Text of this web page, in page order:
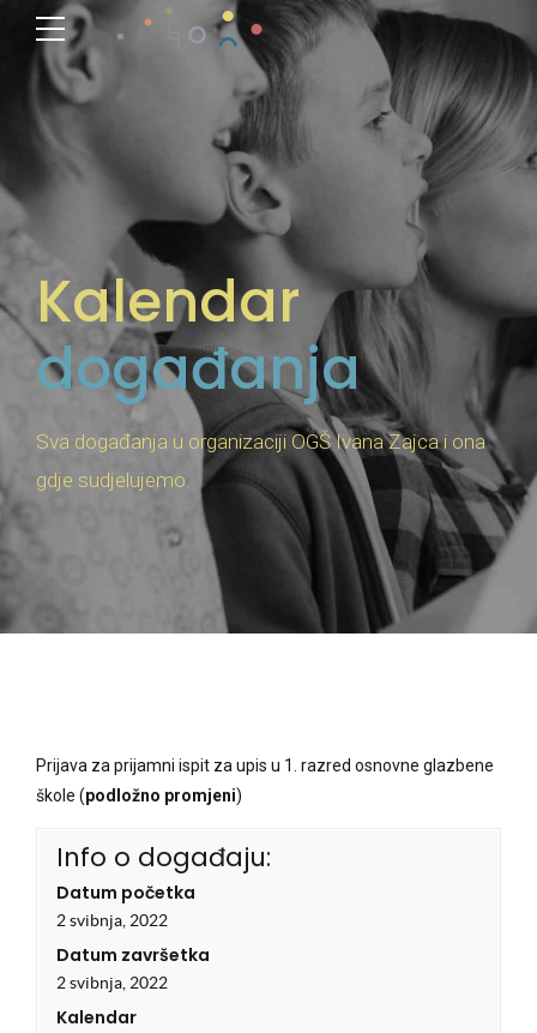
Kalendar
događanja
Sva događanja u organizaciji OGŠ Ivana Zajca i ona
gdje sudjelujemo.
Prijava za prijamni ispit za upis u 1. razred osnovne glazbene
škole (podložno promjeni)
Info o događaju:
Datum početka
2 svibnja, 2022
Datum završetka
2 svibnja, 2022
Kalendar